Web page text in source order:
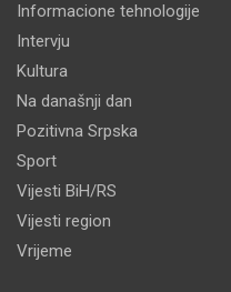
Informacione tehnologije
Intervju
Kultura
Na današnji dan
Pozitivna Srpska
Sport
Vijesti BiH/RS
Vijesti region
Vrijeme